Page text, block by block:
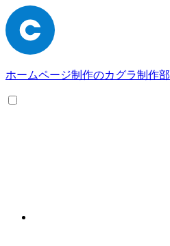
ホームページ制作のカグラ制作部